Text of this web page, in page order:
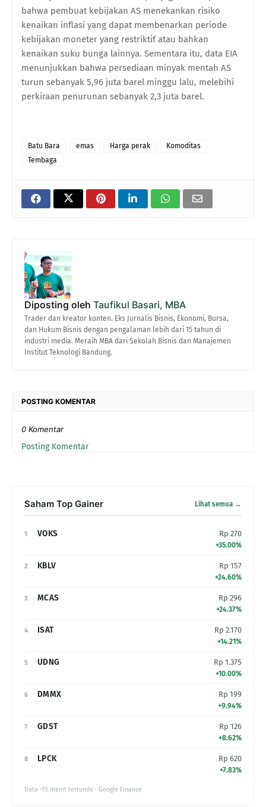
bahwa pembuat kebijakan AS menekankan risiko
kenaikan inflasi yang dapat membenarkan periode
kebijakan moneter yang restriktif atau bahkan
kenaikan suku bunga lainnya. Sementara itu, data EIA
menunjukkan bahwa persediaan minyak mentah AS
turun sebanyak 5,96 juta barel minggu lalu, melebihi
perkiraan penurunan sebanyak 2,3 juta barel.
Batu Bara emas Harga perak
Komoditas
Tembaga
Diposting oleh Taufikul Basari, MBA
Trader dan kreator konten. Eks Jurnalis Bisnis, Ekonomi, Bursa,
dan Hukum Bisnis dengan pengalaman lebih dari 15 tahun di
industri media. Meraih MBA dari Sekolah Bisnis dan Manajemen
Institut Teknologi Bandung.
POSTING KOMENTAR
0 Komentar
Posting Komentar
Saham Top Gainer Lihat semua →
1 VOKS Rp 270
+35.00%
2 KBLV Rp 157
+24.60%
3 MCAS Rp 296
+24.37%
4 ISAT Rp 2.170
+14.21%
5 UDNG Rp 1.375
+10.00%
6 DMMX Rp 199
+9.94%
7 GDST Rp 126
+8.62%
8 LPCK Rp 620
+7.83%
Data ~15 menit tertunda · Google Finance